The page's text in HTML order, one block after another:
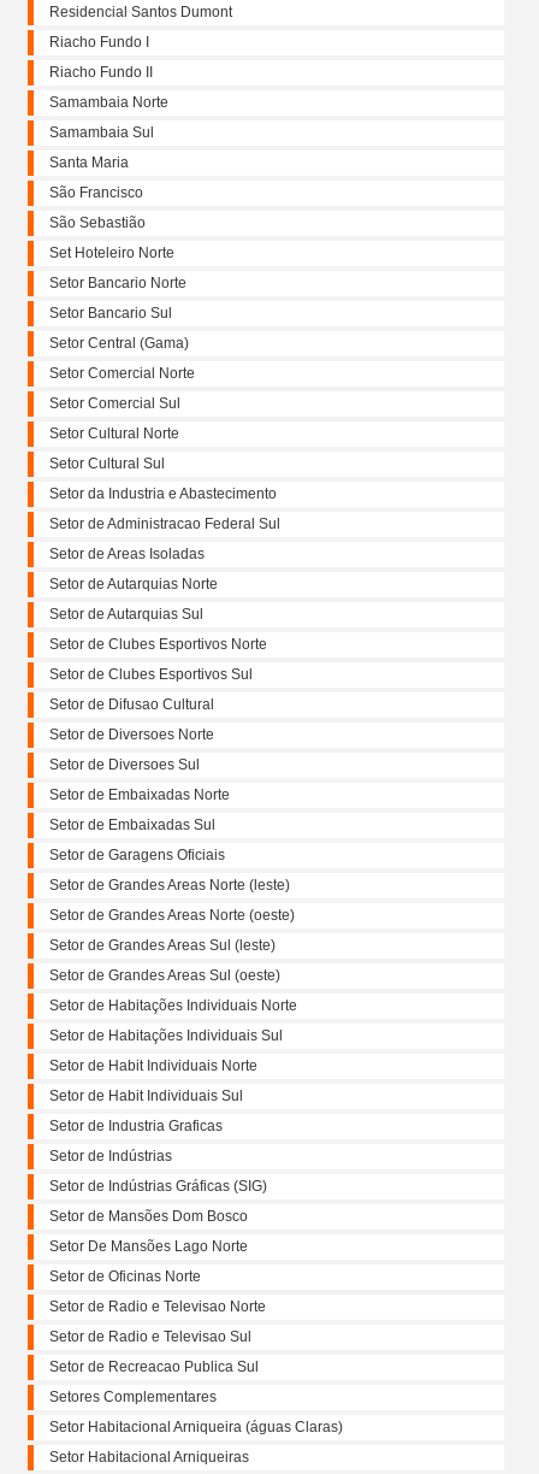
Residencial Santos Dumont
Riacho Fundo I
Riacho Fundo II
Samambaia Norte
Samambaia Sul
Santa Maria
São Francisco
São Sebastião
Set Hoteleiro Norte
Setor Bancario Norte
Setor Bancario Sul
Setor Central (Gama)
Setor Comercial Norte
Setor Comercial Sul
Setor Cultural Norte
Setor Cultural Sul
Setor da Industria e Abastecimento
Setor de Administracao Federal Sul
Setor de Areas Isoladas
Setor de Autarquias Norte
Setor de Autarquias Sul
Setor de Clubes Esportivos Norte
Setor de Clubes Esportivos Sul
Setor de Difusao Cultural
Setor de Diversoes Norte
Setor de Diversoes Sul
Setor de Embaixadas Norte
Setor de Embaixadas Sul
Setor de Garagens Oficiais
Setor de Grandes Areas Norte (leste)
Setor de Grandes Areas Norte (oeste)
Setor de Grandes Areas Sul (leste)
Setor de Grandes Areas Sul (oeste)
Setor de Habitações Individuais Norte
Setor de Habitações Individuais Sul
Setor de Habit Individuais Norte
Setor de Habit Individuais Sul
Setor de Industria Graficas
Setor de Indústrias
Setor de Indústrias Gráficas (SIG)
Setor de Mansões Dom Bosco
Setor De Mansões Lago Norte
Setor de Oficinas Norte
Setor de Radio e Televisao Norte
Setor de Radio e Televisao Sul
Setor de Recreacao Publica Sul
Setores Complementares
Setor Habitacional Arniqueira (águas Claras)
Setor Habitacional Arniqueiras